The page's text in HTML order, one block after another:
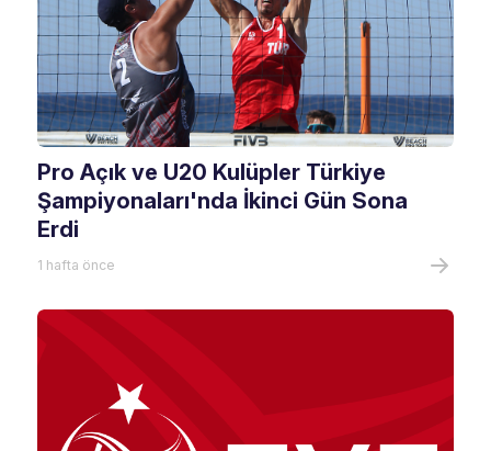
Pro Açık ve U20 Kulüpler Türkiye
Şampiyonaları'nda İkinci Gün Sona
Erdi
1 hafta önce